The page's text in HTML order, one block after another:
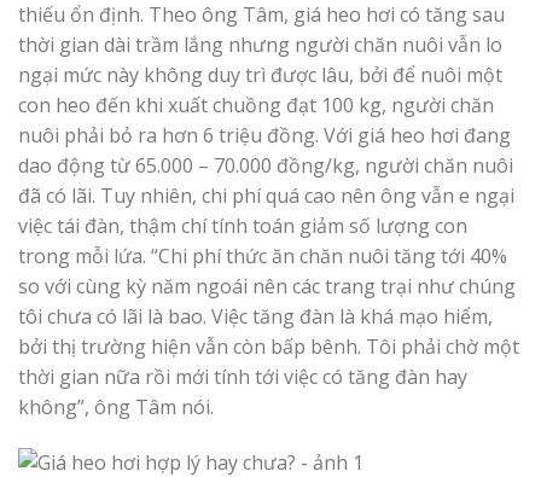
thiếu ổn định. Theo ông Tâm, giá heo hơi có tăng sau
thời gian dài trầm lắng nhưng người chăn nuôi vẫn lo
ngại mức này không duy trì được lâu, bởi để nuôi một
con heo đến khi xuất chuồng đạt 100 kg, người chăn
nuôi phải bỏ ra hơn 6 triệu đồng. Với giá heo hơi đang
dao động từ 65.000 – 70.000 đồng/kg, người chăn nuôi
đã có lãi. Tuy nhiên, chi phí quá cao nên ông vẫn e ngại
việc tái đàn, thậm chí tính toán giảm số lượng con
trong mỗi lứa. “Chi phí thức ăn chăn nuôi tăng tới 40%
so với cùng kỳ năm ngoái nên các trang trại như chúng
tôi chưa có lãi là bao. Việc tăng đàn là khá mạo hiểm,
bởi thị trường hiện vẫn còn bấp bênh. Tôi phải chờ một
thời gian nữa rồi mới tính tới việc có tăng đàn hay
không”, ông Tâm nói.